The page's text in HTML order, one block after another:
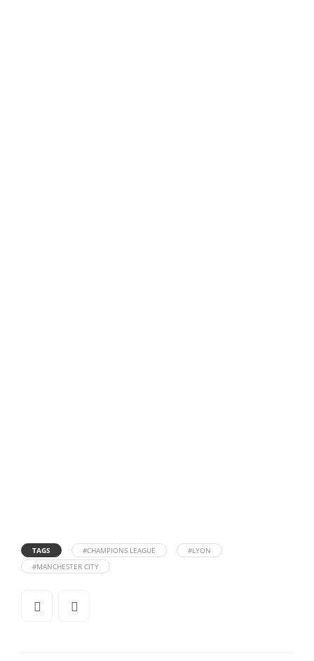
TAGS #CHAMPIONS LEAGUE
#LYON
#MANCHESTER CITY